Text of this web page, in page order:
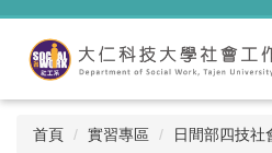
跳
內
首頁 實習專區 日間部四技社